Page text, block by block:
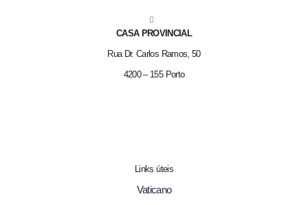
CASA PROVINCIAL
Rua Dr. Carlos Ramos, 50
4200 – 155 Porto
Links úteis
Vaticano